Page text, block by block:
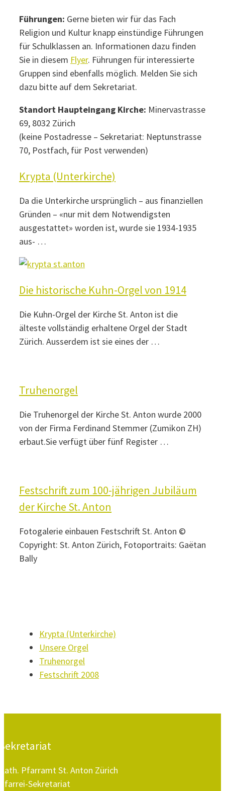
Führungen: Gerne bieten wir für das Fach
Religion und Kultur knapp einstündige Führungen
für Schulklassen an. Informationen dazu finden
Sie in diesem Flyer. Führungen für interessierte
Gruppen sind ebenfalls möglich. Melden Sie sich
dazu bitte auf dem Sekretariat.
Standort Haupteingang Kirche: Minervastrasse
69, 8032 Zürich
(keine Postadresse – Sekretariat: Neptunstrasse
70, Postfach, für Post verwenden)
Krypta (Unterkirche)
Da die Unterkirche ursprünglich – aus finanziellen
Gründen – «nur mit dem Notwendigsten
ausgestattet» worden ist, wurde sie 1934-1935
aus- …
Die historische Kuhn-Orgel von 1914
Die Kuhn-Orgel der Kirche St. Anton ist die
älteste vollständig erhaltene Orgel der Stadt
Zürich. Ausserdem ist sie eines der …
Truhenorgel
Die Truhenorgel der Kirche St. Anton wurde 2000
von der Firma Ferdinand Stemmer (Zumikon ZH)
erbaut.Sie verfügt über fünf Register …
Festschrift zum 100-jährigen Jubiläum
der Kirche St. Anton
Fotogalerie einbauen Festschrift St. Anton ©
Copyright: St. Anton Zürich, Fotoportraits: Gaëtan
Bally
Krypta (Unterkirche)
Unsere Orgel
Truhenorgel
Festschrift 2008
Pfarramt St. Anton Zürich
Sekretariat